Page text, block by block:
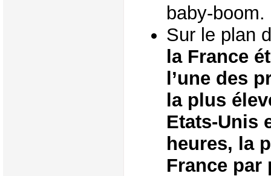
baby-boom.
Sur le plan
la France
l’une des
la plus
Etats-Unis
heures, la
France par